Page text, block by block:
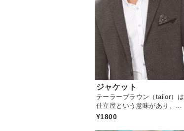
ジャケット
テーラーブラウン（tailor）は
仕立屋という意味があり、キ
レイに仕立てられたメンズの
¥1800